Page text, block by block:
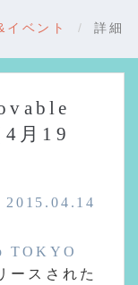
イベント 詳細
月19
2015.04.14
TOKYO
ースされた